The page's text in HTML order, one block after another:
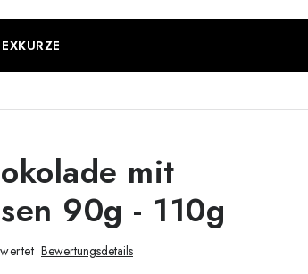
EXKURZE
mit
90g - 110g
Bewertungsdetails